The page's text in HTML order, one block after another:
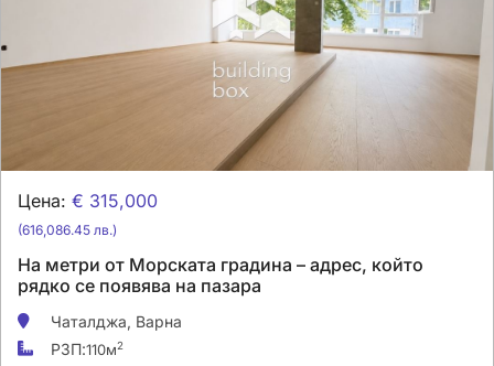
Цена: € 315,000
(616,086.45 лв.)
На метри от Морската градина – адрес, който
рядко се появява на пазара
Чаталджа, Варна
РЗП:110м2